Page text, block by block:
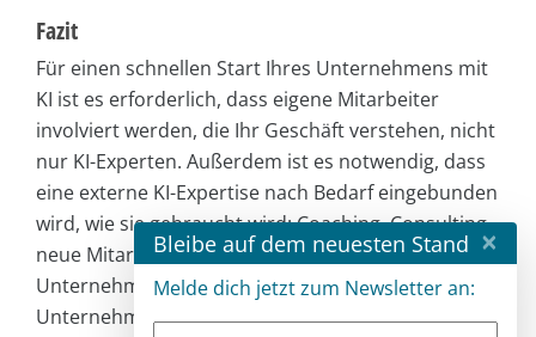
Fazit
Für einen schnellen Start Ihres Unternehmens mit
KI ist es erforderlich, dass eigene Mitarbeiter
involviert werden, die Ihr Geschäft verstehen, nicht
nur KI-Experten. Außerdem ist es notwendig, dass
eine externe KI-Expertise nach Bedarf eingebunden
wird, wie sie gebraucht wird: Coaching, Consulting,
neue Mitarbeiter, KI-Services oder kleinere
Unternehmen, die man in das eigene
Unternehmen integriert.
Bleibe auf dem neuesten Stand ×
Melde dich jetzt zum Newsletter an: